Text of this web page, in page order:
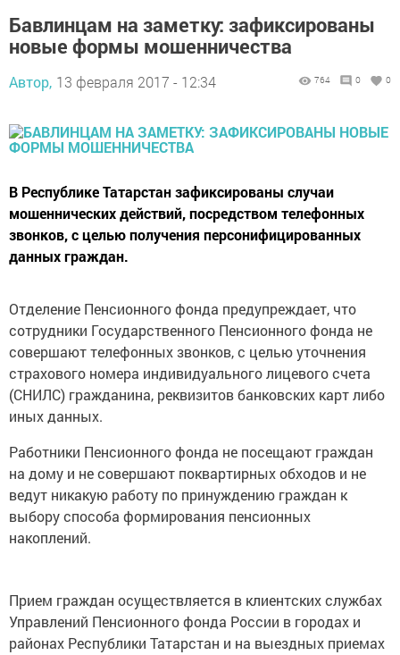
Бавлинцам на заметку: зафиксированы
новые формы мошенничества
Автор, 13 февраля 2017 - 12:34 764 0 0
В Республике Татарстан зафиксированы случаи
мошеннических действий, посредством телефонных
звонков, с целью получения персонифицированных
данных граждан.
Отделение Пенсионного фонда предупреждает, что
сотрудники Государственного Пенсионного фонда не
совершают телефонных звонков, с целью уточнения
страхового номера индивидуального лицевого счета
(СНИЛС) гражданина, реквизитов банковских карт либо
иных данных.
Работники Пенсионного фонда не посещают граждан
на дому и не совершают поквартирных обходов и не
ведут никакую работу по принуждению граждан к
выбору способа формирования пенсионных
накоплений.
Прием граждан осуществляется в клиентских службах
Управлений Пенсионного фонда России в городах и
районах Республики Татарстан и на выездных приемах